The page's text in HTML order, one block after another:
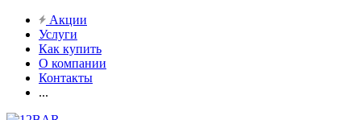
Акции
Услуги
Как купить
О компании
Контакты
...